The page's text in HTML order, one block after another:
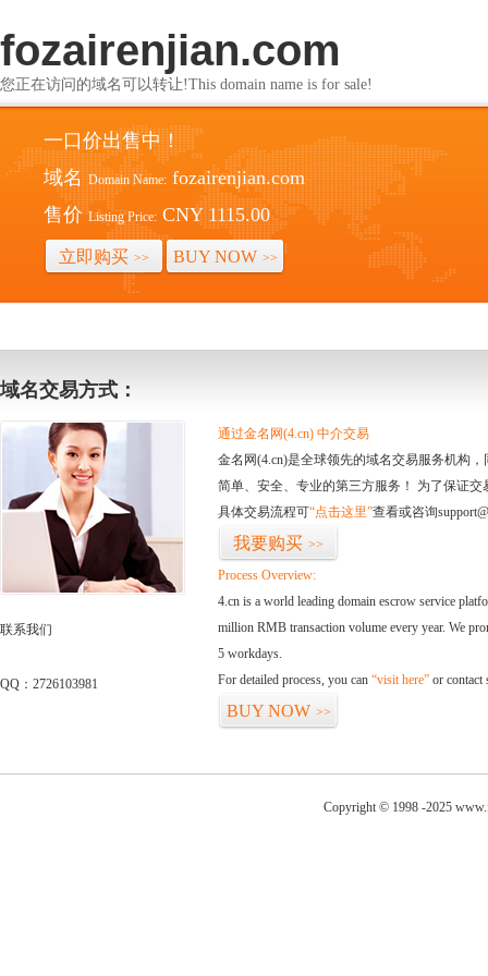
fozairenjian.com
您正在访问的域名可以转让!This domain name is for sale!
一口价出售中！
域名 Domain Name: fozairenjian.com
售价 Listing Price: CNY 1115.00
立即购买 >> BUY NOW >>
域名交易方式：
联系我们
QQ：2726103981
通过金名网(4.cn) 中介交易
金名网(4.cn)是全球领先的域名交易服务机构
简单、安全、专业的第三方服务！ 为了保证
具体交易流程可“点击这里”查看或咨询
我要购买 >>
Process Overview:
4.cn is a world leading domain escrow service
million RMB transaction volume every year. We
5 workdays.
For detailed process, you can “visit here” or contact
BUY NOW >>
Copyright © 1998 -2025